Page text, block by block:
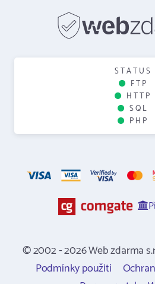
STATUS
FTP
HTTP
SQL
PHP
© 2002 - 2026 Web zdarma
Podmínky použití